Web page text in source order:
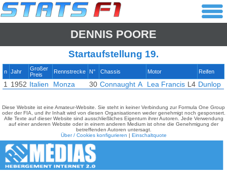
DENNIS POORE
Startaufstellung 19.
n Jahr
Großer
Preis
Rennstrecke N° Chassis Motor Reifen
1 1952 Italien Monza 30 Connaught A Lea Francis L4 Dunlop
Diese Website ist eine Amateur-Website. Sie steht in keiner Verbindung zur Formula One Group
oder der FIA, und ihr Inhalt wird von diesen Organisationen weder genehmigt noch gesponsert.
Alle Texte auf dieser Website sind ausschließliches Eigentum ihrer Autoren. Jede Verwendung
auf einer anderen Website oder in einem anderen Medium ist ohne die Genehmigung der
betreffenden Autoren untersagt.
Über / Cookies konfigurieren | Einschaltquote